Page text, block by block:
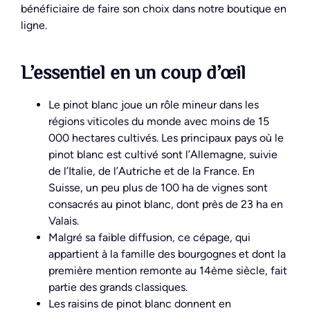
bénéficiaire de faire son choix dans notre boutique en
ligne.
L’essentiel en un coup d’œil
Le pinot blanc joue un rôle mineur dans les
régions viticoles du monde avec moins de 15
000 hectares cultivés. Les principaux pays où le
pinot blanc est cultivé sont l’Allemagne, suivie
de l’Italie, de l’Autriche et de la France. En
Suisse, un peu plus de 100 ha de vignes sont
consacrés au pinot blanc, dont près de 23 ha en
Valais.
Malgré sa faible diffusion, ce cépage, qui
appartient à la famille des bourgognes et dont la
première mention remonte au 14ème siècle, fait
partie des grands classiques.
Les raisins de pinot blanc donnent en